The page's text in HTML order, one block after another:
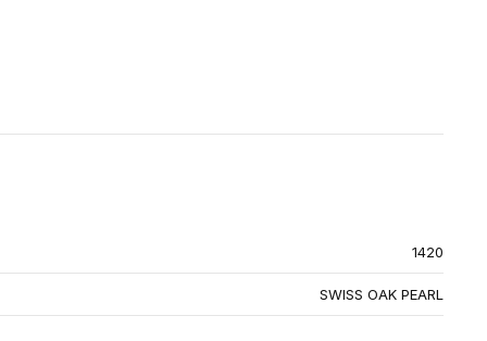
1420
SWISS OAK PEARL